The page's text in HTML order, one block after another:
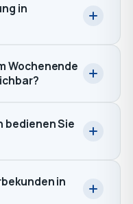
in
Wochenende
bedienen Sie
in